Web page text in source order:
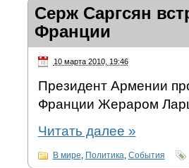
Серж Саргсян
Франции
10 марта 2010, 19:46
Президент Армении
Франции Жераром
Читать далее »
В мире, Политика, События